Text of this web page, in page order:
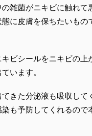
雑菌がニキビに触れて
に皮膚を保ちたいもの
ビシールをニキビの
います。
きた分泌液も吸収して
染も予防してくれるので